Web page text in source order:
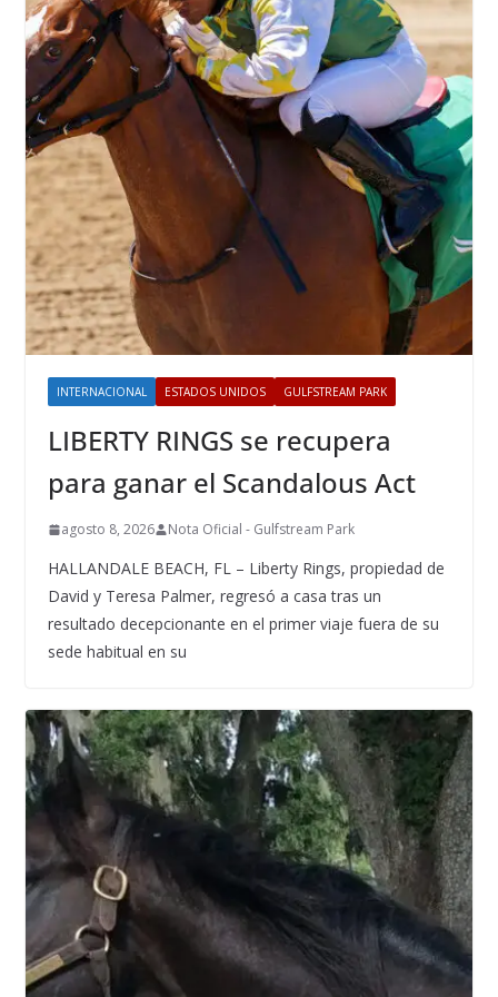
INTERNACIONAL ESTADOS UNIDOS GULFSTREAM PARK
LIBERTY RINGS se recupera
para ganar el Scandalous Act
agosto 8, 2026 Nota Oficial - Gulfstream Park
HALLANDALE BEACH, FL – Liberty Rings, propiedad de
David y Teresa Palmer, regresó a casa tras un
resultado decepcionante en el primer viaje fuera de su
sede habitual en su